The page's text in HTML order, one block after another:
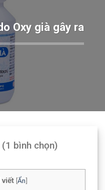
Oxy già gây ra
bình chọn)
[Ẩn]